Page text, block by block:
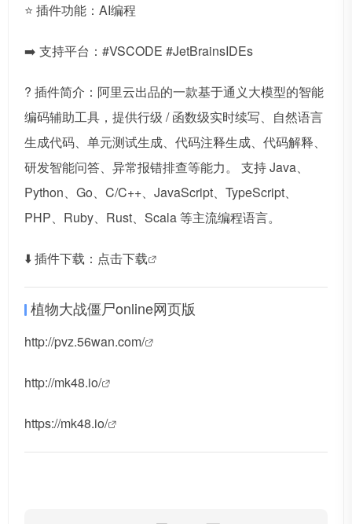
⭐️ 插件功能：AI编程
➡️ 支持平台：#VSCODE #JetBrainsIDEs
? 插件简介：阿里云出品的一款基于通义大模型的智能
编码辅助工具，提供行级 / 函数级实时续写、自然语言
生成代码、单元测试生成、代码注释生成、代码解释、
研发智能问答、异常报错排查等能力。 支持 Java、
Python、Go、C/C++、JavaScript、TypeScript、
PHP、Ruby、Rust、Scala 等主流编程语言。
⬇️ 插件下载： 点击下载
植物大战僵尸online网页版
http://pvz.56wan.com/
http://mk48.io/
https://mk48.io/